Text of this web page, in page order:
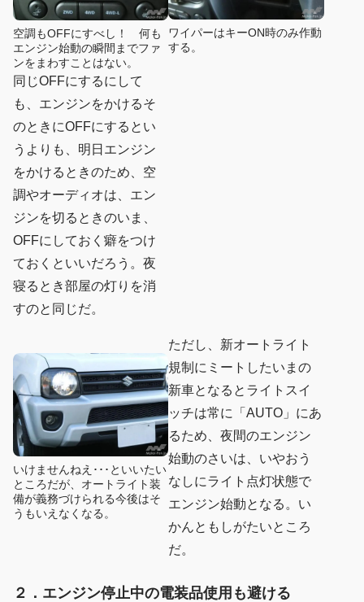
空調もOFFにすべし！ 何も
エンジン始動の瞬間までファ
ンをまわすことはない。
ワイパーはキーON時のみ作動
する。
同じOFFにするにして
も、エンジンをかけるそ
のときにOFFにするとい
うよりも、明日エンジン
をかけるときのため、空
調やオーディオは、エン
ジンを切るときのいま、
OFFにしておく癖をつけ
ておくといいだろう。夜
寝るとき部屋の灯りを消
すのと同じだ。
いけませんねえ･･･といいたい
ところだが、オートライト装
備が義務づけられる今後はそ
うもいえなくなる。
ただし、新オートライト
規制にミートしたいまの
新車となるとライトスイ
ッチは常に「AUTO」にあ
るため、夜間のエンジン
始動のさいは、いやおう
なしにライト点灯状態で
エンジン始動となる。い
かんともしがたいところ
だ。
２．エンジン停止中の電装品使用も避ける